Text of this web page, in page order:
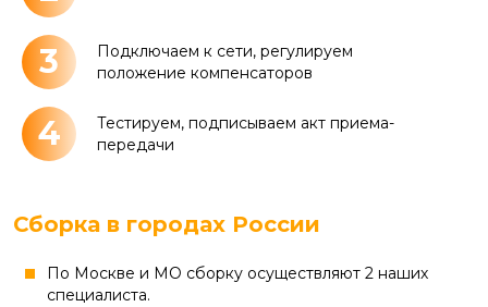
3
Подключаем к сети, регулируем
положение компенсаторов
4
Тестируем, подписываем акт приема-
передачи
Сборка в городах России
По Москве и МО сборку осуществляют 2 наших
специалиста.